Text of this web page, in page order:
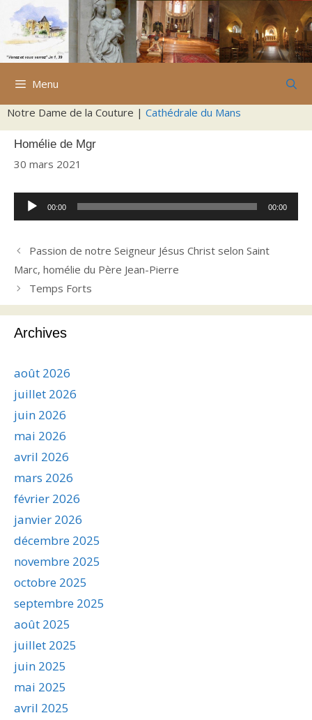
Aller
contenu
Menu
Notre Dame de la Couture | Cathédrale du Mans
Homélie de Mgr
30 mars 2021
Lecteur
audio
00:00 00:00
Passion de notre Seigneur Jésus Christ selon Saint
Marc, homélie du Père Jean-Pierre
Temps Forts
Archives
août 2026
juillet 2026
juin 2026
mai 2026
avril 2026
mars 2026
février 2026
janvier 2026
décembre 2025
novembre 2025
octobre 2025
septembre 2025
août 2025
juillet 2025
juin 2025
mai 2025
avril 2025